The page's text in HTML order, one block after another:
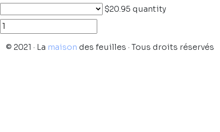
$20.95 quantity
© 2021 · La maison des feuilles · Tous droits réservés